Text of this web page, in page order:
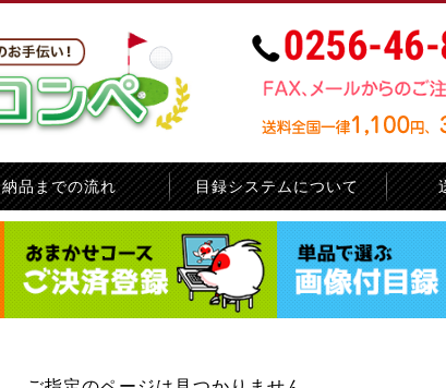
納品までの流れ 目録システムについて
お問い合せ サイトマップ